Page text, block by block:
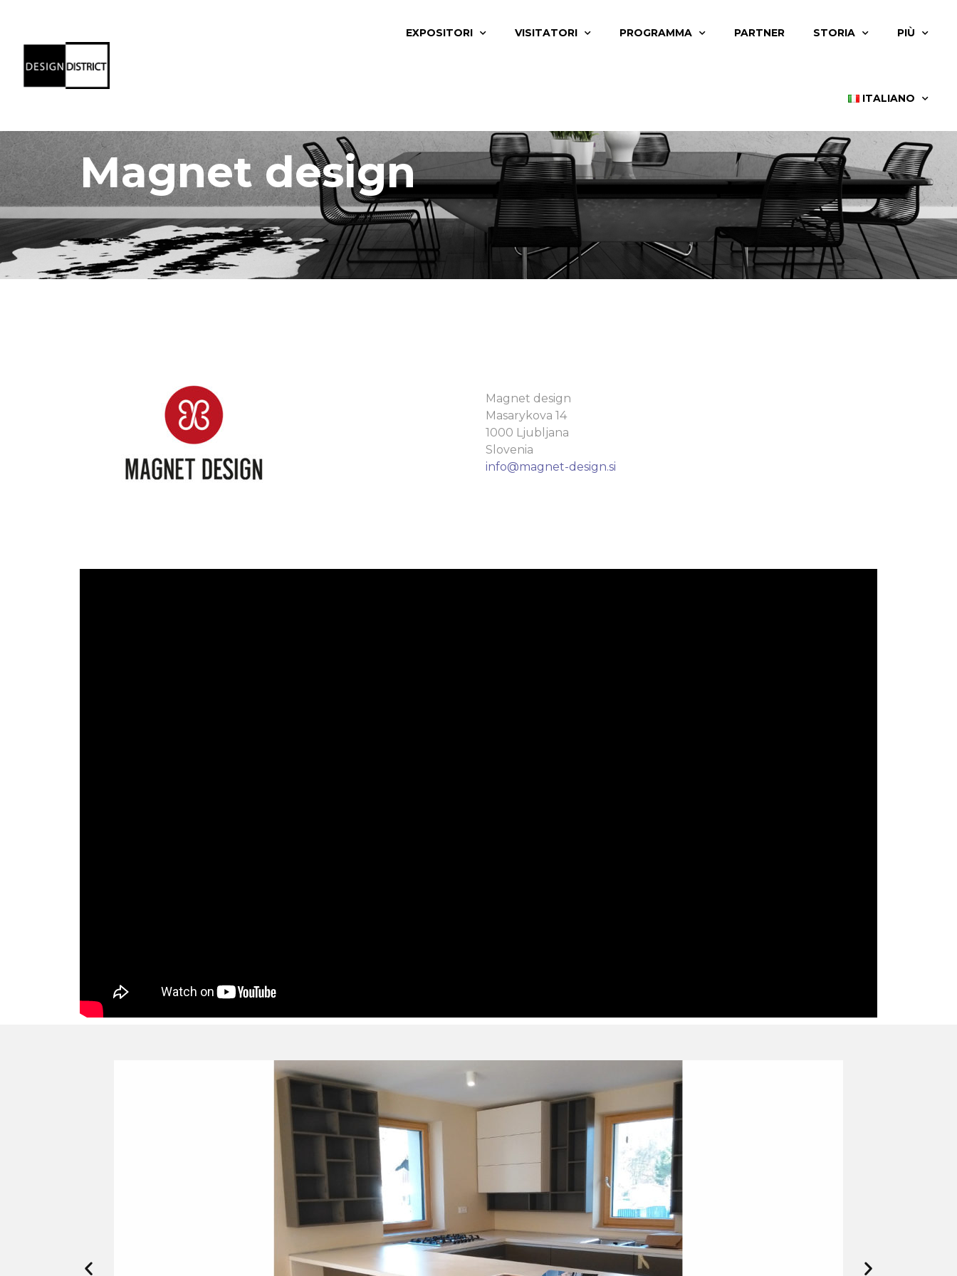
EXPOSITORI VISITATORI PROGRAMMA PARTNER STORIA PIÙ
ITALIANO
Magnet design
Magnet design
Masarykova 14
1000 Ljubljana
Slovenia
info@magnet-design.si